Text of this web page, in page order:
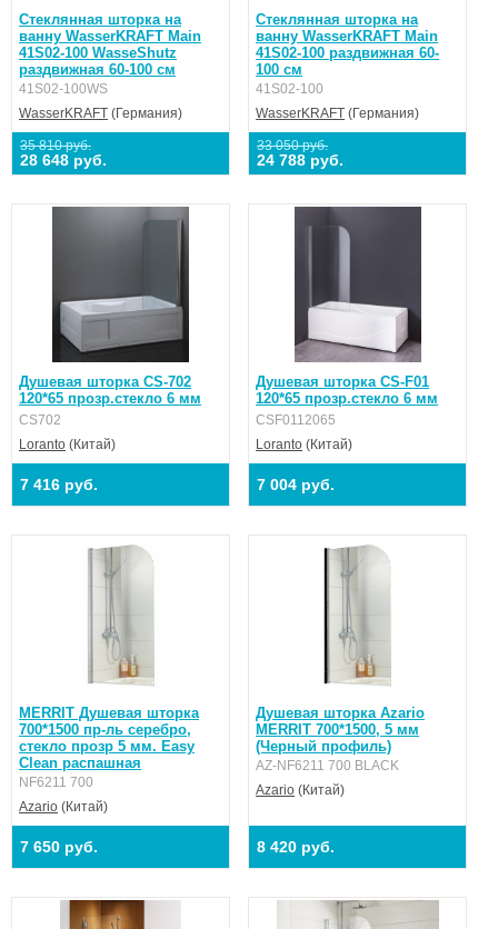
Стеклянная шторка на
ванну WasserKRAFT Main
41S02-100 WasseShutz
раздвижная 60-100 см
41S02-100WS
WasserKRAFT (Германия)
35 810 руб.
28 648 руб.
Стеклянная шторка на
ванну WasserKRAFT Main
41S02-100 раздвижная 60-
100 см
41S02-100
WasserKRAFT (Германия)
33 050 руб.
24 788 руб.
Душевая шторка CS-702
120*65 прозр.стекло 6 мм
CS702
Loranto (Китай)
7 416 руб.
Душевая шторка CS-F01
120*65 прозр.стекло 6 мм
CSF0112065
Loranto (Китай)
7 004 руб.
MERRIT Душевая шторка
700*1500 пр-ль серебро,
стекло прозр 5 мм. Easy
Clean распашная
NF6211 700
Azario (Китай)
7 650 руб.
Душевая шторка Azario
MERRIT 700*1500, 5 мм
(Черный профиль)
AZ-NF6211 700 BLACK
Azario (Китай)
8 420 руб.